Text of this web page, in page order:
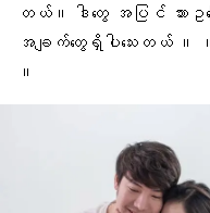
တယ်။ ဒါတွေ အပြင် သား
အချက်တွေရှိပါသေးတယ် ။
။